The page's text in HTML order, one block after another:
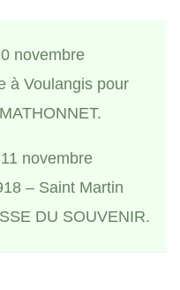
novembre
à Voulangis pour
novembre
– Saint Martin
DU SOUVENIR.